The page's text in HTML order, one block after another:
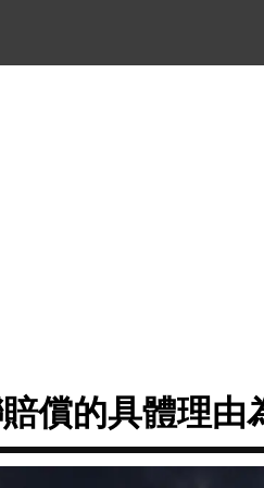
償的具體理由